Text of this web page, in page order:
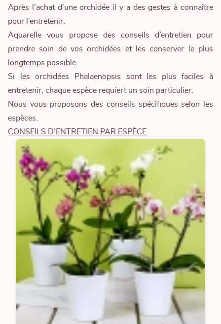
Après l’achat d’une orchidée il y a des gestes à connaître
pour l’entretenir.
Aquarelle vous propose des conseils d’entretien pour
prendre soin de vos orchidées et les conserver le plus
longtemps possible.
Si les orchidées Phalaenopsis sont les plus faciles à
entretenir, chaque espèce requiert un soin particulier.
Nous vous proposons des conseils spécifiques selon les
espèces.
CONSEILS D’ENTRETIEN PAR ESPÈCE